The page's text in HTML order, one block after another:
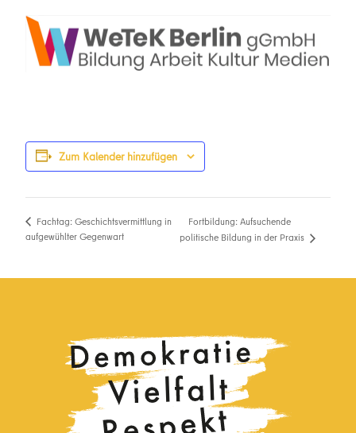
Zum Kalender hinzufügen
Fachtag: Geschichtsvermittlung in
aufgewühlter Gegenwart
Fortbildung: Aufsuchende
politische Bildung in der Praxis